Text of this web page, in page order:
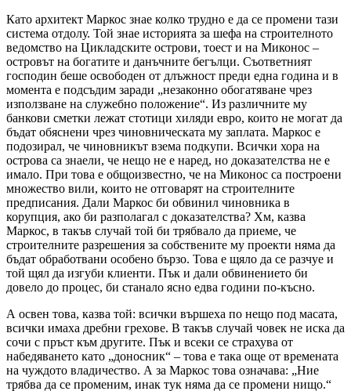
Като архитект Маркос знае колко трудно е да се промени тази
система отдолу. Той знае историята за шефа на строителното
ведомство на Цикладските острови, тоест и на Миконос –
островът на богатите и данъчните бегълци. Съответният
господин беше освободен от длъжност преди една година и в
момента е подсъдим заради „незаконно обогатяване чрез
използване на служебно положение“. Из различните му
банкови сметки лежат стотици хиляди евро, които не могат да
бъдат обяснени чрез чиновническата му заплата. Маркос е
подозирал, че чиновникът взема подкупи. Всички хора на
острова са знаели, че нещо не е наред, но доказателства не е
имало. При това е общоизвестно, че на Миконос са построени
множество вили, които не отговарят на строителните
предписания. Дали Маркос би обвинил чиновника в
корупция, ако би разполагал с доказателства? Хм, казва
Маркос, в такъв случай той би трябвало да приеме, че
строителните разрешения за собствените му проекти няма да
бъдат обработвани особено бързо. Това е щяло да се разчуе и
той щял да изгуби клиенти. Пък и дали обвинението би
довело до процес, би станало ясно едва години по-късно.
А освен това, казва той: всички вършеха по нещо под масата,
всички имаха дребни грехове. В такъв случай човек не иска да
сочи с пръст към другите. Пък и всеки се страхува от
набедяването като „доносник“ – това е така още от времената
на чуждото владичество. А за Маркос това означава: „Ние
трябва да се променим, инак тук няма да се промени нищо.“